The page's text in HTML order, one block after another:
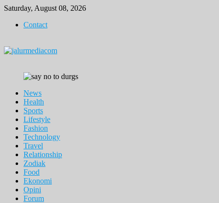
Skip
content
Saturday, August 08, 2026
Contact
News
Health
Sports
Lifestyle
Fashion
Technology
Travel
Relationship
Zodiak
Food
Ekonomi
Opini
Forum